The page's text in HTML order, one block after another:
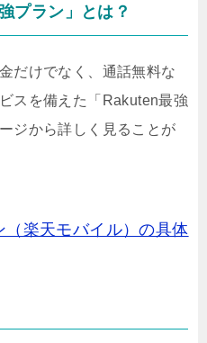
プラン」とは？
だけでなく、通話無料な
スを備えた「Rakuten最強
ジから詳しく見ることが
楽天モバイル）の具体